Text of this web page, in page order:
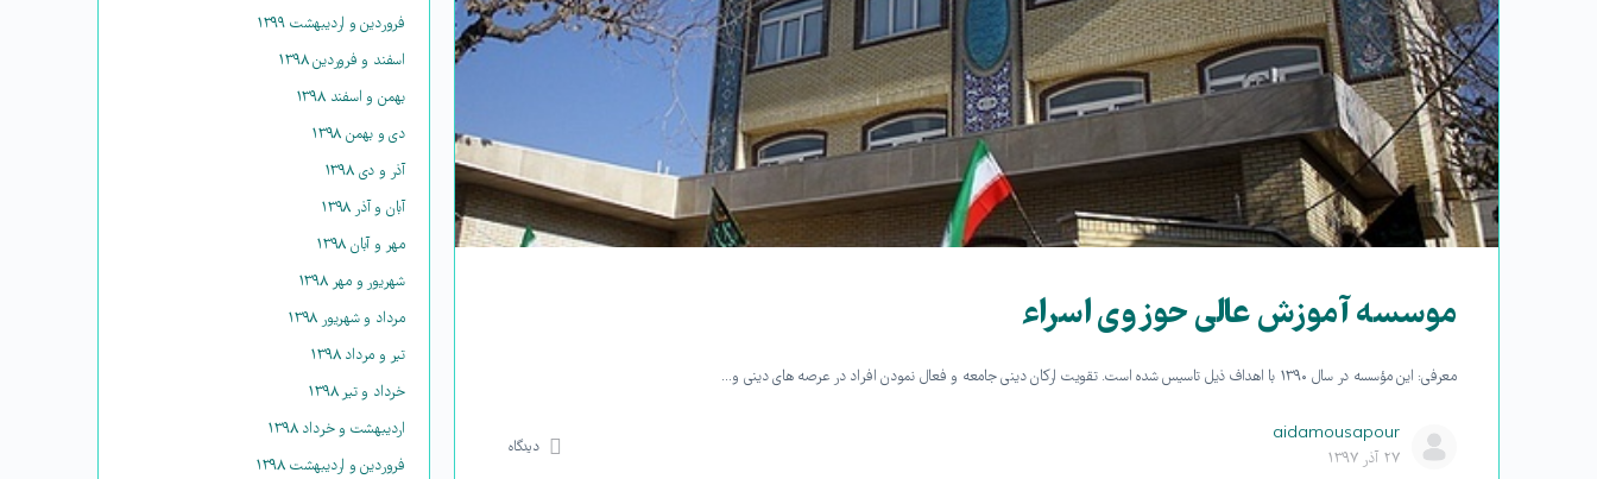
موسسه آموزش عالی حوزوی اسراء
معرفی: این مؤسسه در سال ۱۳۹۰ با اهداف ذیل تاسیس شده است. تقویت ارکان دینی جامعه و فعال نمودن افراد در عرصه های دینی و…
aidamousapour
۲۷ آذر ۱۳۹۷
دیدگاه
فروردین و اردیبهشت ۱۳۹۹
اسفند و فروردین ۱۳۹۸
بهمن و اسفند ۱۳۹۸
دی و بهمن ۱۳۹۸
آذر و دی ۱۳۹۸
آبان و آذر ۱۳۹۸
مهر و آبان ۱۳۹۸
شهریور و مهر ۱۳۹۸
مرداد و شهریور ۱۳۹۸
تیر و مرداد ۱۳۹۸
خرداد و تیر ۱۳۹۸
اردیبهشت و خرداد ۱۳۹۸
فروردین و اردیبهشت ۱۳۹۸